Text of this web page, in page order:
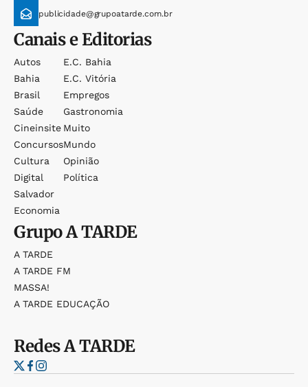
publicidade@grupoatarde.com.br
Canais e Editorias
Autos
Bahia
Brasil
Saúde
Cineinsite
Concursos
Cultura
Digital
Salvador
Economia
E.c. Bahia
E.c. Vitória
Empregos
Gastronomia
Muito
Mundo
Opinião
Política
GrupoA TARDE
A TARDE
A TARDE FM
MASSA!
A TARDE EDUCAÇÃO
RedesA TARDE